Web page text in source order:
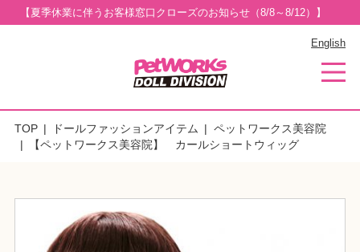
【夏季休業に伴うお客様窓口クローズのお知らせ（8/8～8/12）】
English
TOP ドールファッションアイテム
ペットワークス美容院
【ペットワークス美容院】 カールショートウィッグ